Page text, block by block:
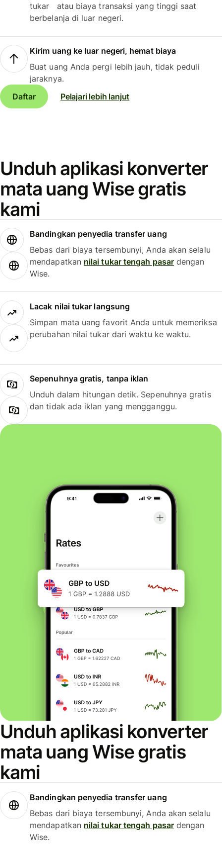
tukar atau biaya transaksi yang tinggi saat
berbelanja di luar negeri.
Kirim uang ke luar negeri, hemat biaya
Buat uang Anda pergi lebih jauh, tidak peduli
jaraknya.
Daftar
Pelajari lebih lanjut
Unduh aplikasi konverter
mata uang Wise gratis
kami
Bandingkan penyedia transfer uang
Bebas dari biaya tersembunyi, Anda akan selalu
mendapatkan nilai tukar tengah pasardengan
Wise.
Lacak nilai tukar langsung
Simpan mata uang favorit Anda untuk memeriksa
perubahan nilai tukar dari waktu ke waktu.
Sepenuhnya gratis, tanpa iklan
Unduh dalam hitungan detik. Sepenuhnya gratis
dan tidak ada iklan yang mengganggu.
Unduh aplikasi konverter
mata uang Wise gratis
kami
Bandingkan penyedia transfer uang
Bebas dari biaya tersembunyi, Anda akan selalu
mendapatkan nilai tukar tengah pasardengan
Wise.